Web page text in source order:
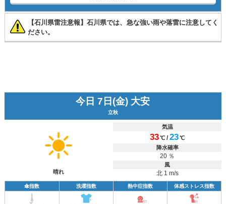
【石川県雷注意報】石川県では、急な強い雨や落雷に注意してく
ださい。
今日 7日(金) 大安
立秋
晴れ
気温
33℃ /23℃
降水確率
20 ％
風
北 1 m/s
傘指数 洗濯指数 熱中症指数 体感ストレス指数